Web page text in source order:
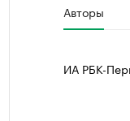
Авторы
ИА РБК-